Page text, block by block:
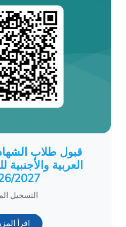
قبول طلاب
العربية والأجنبية
2027
التسجيل
اقرأ